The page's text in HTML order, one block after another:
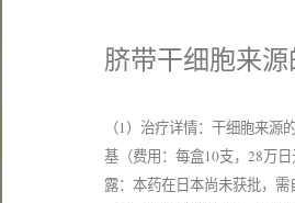
脐带干细胞来源
（1）治疗详情：干细胞来
基（费用：每盒10支，28万
露：本药在日本尚未获批，